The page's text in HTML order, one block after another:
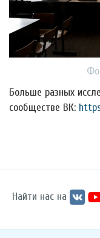
Больше разных
сообществе ВК:
Найти нас на